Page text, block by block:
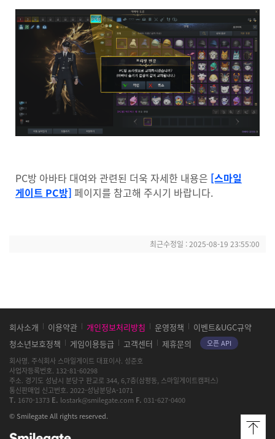
PC방 아바타 대여와 관련된 더욱 자세한 내용은 [스마일
게이트 PC방] 페이지를 참고해 주시기 바랍니다.
최근수정일 :2025-08-19 23:55:00
회사소개 이용약관 개인정보처리방침 운영정책
이벤트&UGC규약
청소년보호정책
게임이용등급 고객센터 제휴문의
오픈 API
회사명 주식회사 스마일게이트 대표이사 성준호
사업자등록번호 132-81-60298
주소 경기도 성남시 분당구 판교로 344, 6,7층(삼평동, 스마일게이트캠퍼스)
통신판매업 신고번호 2022-성남분당A-1071
T 1670-1373 E lostark@smilegate.com F 031-627-0400
© Smilegate All rights reserved.